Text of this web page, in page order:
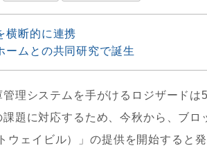
横断的に連携
ームとの共同研究で誕生
管理システムを手がけるロジザード
課題に対応するため、今秋から、ブ
ウェイビル）」の提供を開始すると発